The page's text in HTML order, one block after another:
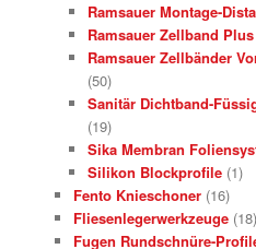
Ramsauer Montage-
Ramsauer Zellband
Ramsauer Zellbänder
(50)
Sanitär Dichtband-
(19)
Sika Membran
Silikon Blockprofile (1)
Fento Knieschoner (16)
Fliesenlegerwerkzeuge (18)
Fugen Rundschnüre-